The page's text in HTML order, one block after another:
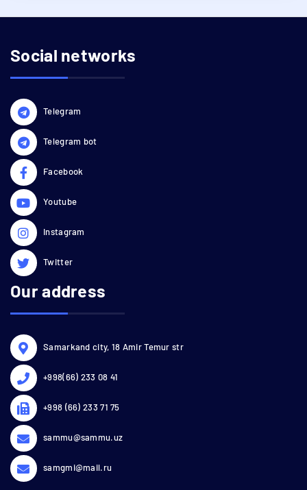
Social networks
Telegram
Telegram bot
Facebook
Youtube
Instagram
Twitter
Our address
Samarkand city, 18 Amir Temur str
+998(66) 233 08 41
+998 (66) 233 71 75
sammu@sammu.uz
samgmi@mail.ru